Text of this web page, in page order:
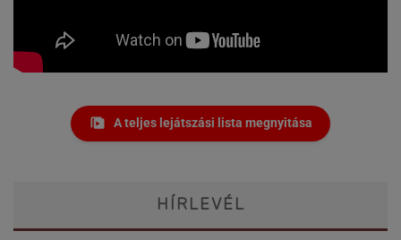
A teljes lejátszási lista megnyitása
HÍRLEVÉL